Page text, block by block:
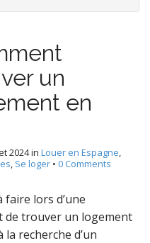
un
en
2024in Louer en Espagne,
, Se loger • 0 Comments
faire lors d’une
de trouver un logement
la recherche d’un